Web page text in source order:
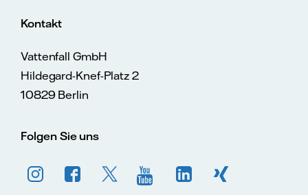
Kontakt
Vattenfall GmbH
Hildegard-Knef-Platz 2
10829 Berlin
Folgen Sie uns